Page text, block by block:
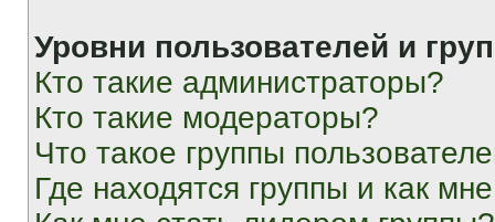
Уровни пользователей и
Кто такие администраторы?
Кто такие модераторы?
Что такое группы
Где находятся группы и как